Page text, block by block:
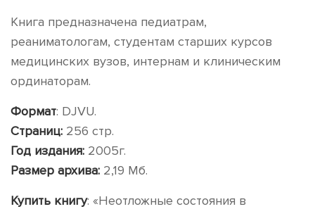
Книга предназначена педиатрам,
реаниматологам, студентам старших курсов
медицинских вузов, интернам и клиническим
ординаторам.
Формат: DJVU.
Страниц: 256 стр.
Год издания: 2005г.
Размер архива: 2,19 Мб.
Купить книгу: «Неотложные состояния в